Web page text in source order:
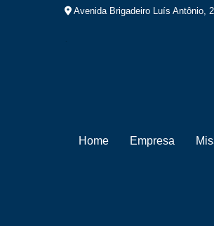
Avenida Brigadeiro Luís Antônio,
Home Empresa